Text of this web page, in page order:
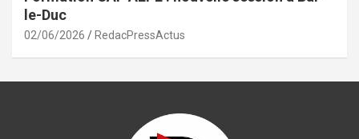
le-Duc
02/06/2026 RedacPressActus